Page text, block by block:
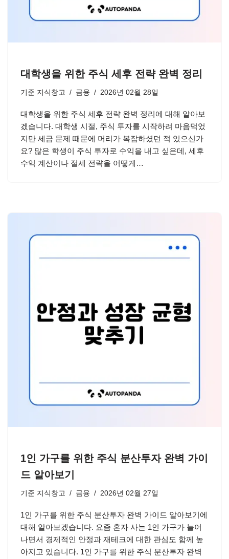
대학생을 위한 주식 세후 전략 완벽 정리
기준 지식창고 금융 2026년 02월 28일
대학생을 위한 주식 세후 전략 완벽 정리에 대해 알아보
겠습니다. 대학생 시절, 주식 투자를 시작하려 마음먹었
지만 세금 문제 때문에 머리가 복잡하셨던 적 있으신가
요? 많은 학생이 주식 투자로 수익을 내고 싶은데, 세후
수익 계산이나 절세 전략을 어떻게…
1인 가구를 위한 주식 분산투자 완벽 가이
드 알아보기
기준 지식창고 금융 2026년 02월 27일
1인 가구를 위한 주식 분산투자 완벽 가이드 알아보기에
대해 알아보겠습니다. 요즘 혼자 사는 1인 가구가 늘어
나면서 경제적인 안정과 재테크에 대한 관심도 함께 높
아지고 있습니다. 1인 가구를 위한 주식 분산투자 완벽